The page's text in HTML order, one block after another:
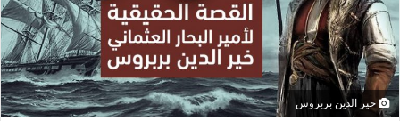
خير الدين بربروس